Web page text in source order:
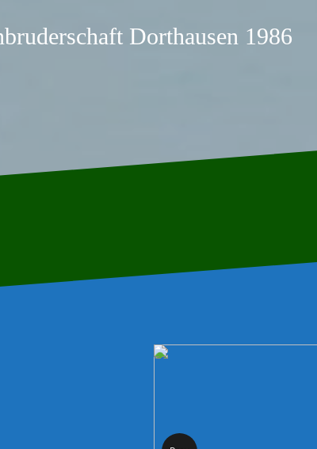
Dorthausen 1986